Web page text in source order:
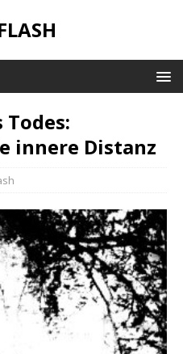
innere Distanz